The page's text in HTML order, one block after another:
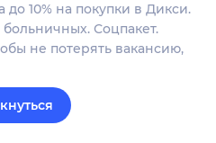
10% на покупки в Дикси.
Соцпакет.
не потерять вакансию,